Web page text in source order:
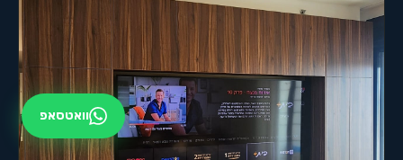
וואטסאפ